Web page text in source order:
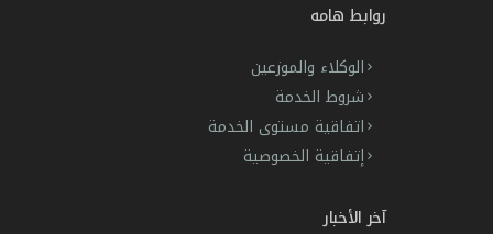
روابط هامه
الوكلاء والموزعين
شروط الخدمة
اتفاقية مستوى الخدمة
إتفاقية الخصوصية
آخر الأخبار